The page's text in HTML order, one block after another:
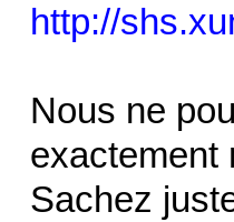
http://
Nous ne
exactement
Sachez